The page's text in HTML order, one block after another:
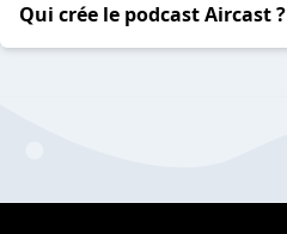
Qui crée le podcast Aircast ?